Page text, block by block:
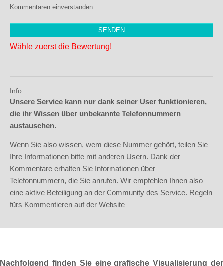
Kommentaren einverstanden
Wähle zuerst die Bewertung!
Info:
Unsere Service kann nur dank seiner User funktionieren,
die ihr Wissen über unbekannte Telefonnummern
austauschen.
Wenn Sie also wissen, wem diese Nummer gehört, teilen Sie
Ihre Informationen bitte mit anderen Usern. Dank der
Kommentare erhalten Sie Informationen über
Telefonnummern, die Sie anrufen. Wir empfehlen Ihnen also
eine aktive Beteiligung an der Community des Service. Regeln
fürs Kommentieren auf der Website
Nachfolgend finden Sie eine grafische Visualisierung der